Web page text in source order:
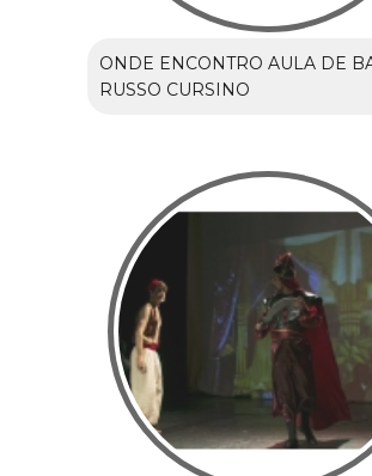
ONDE ENCONTRO AULA DE
RUSSO CURSINO